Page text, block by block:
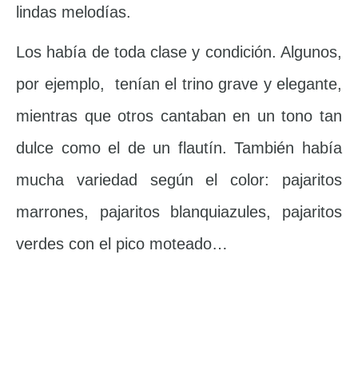
lindas melodías.
Los había de toda clase y condición. Algunos,
por ejemplo, tenían el trino grave y elegante,
mientras que otros cantaban en un tono tan
dulce como el de un flautín. También había
mucha variedad según el color: pajaritos
marrones, pajaritos blanquiazules, pajaritos
verdes con el pico moteado…